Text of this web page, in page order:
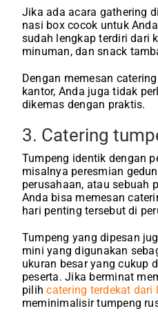
Jika ada acara gathering
nasi box cocok untuk
sudah lengkap terdiri dari
minuman, dan snack
Dengan memesan
kantor, Anda juga tidak
dikemas dengan praktis.
3. Catering
Tumpeng identik dengan
misalnya peresmian
perusahaan, atau sebuah
Anda bisa memesan
hari penting tersebut di
Tumpeng yang dipesan
mini yang digunakan
ukuran besar yang cukup
peserta. Jika berminat
pilihcatering terdekat dari
meminimalisir tumpeng